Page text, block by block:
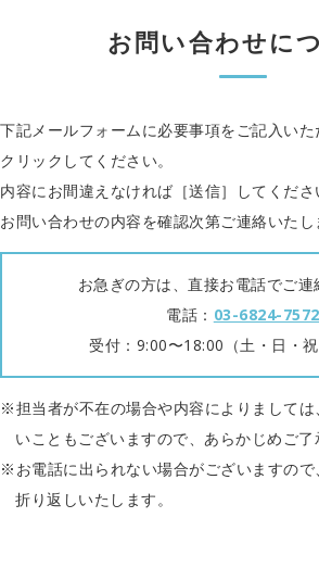
お問い合わせお問い合わせに
下記メールフォームに必要事項をご記入い
クリックしてください。
内容にお間違えなければ［送信］してくださ
お問い合わせの内容を確認次第ご連絡いたし
お急ぎの方は、直接お電話でご連
電話： 03-6824-7572
受付：9:00〜18:00（土・日・祝
担当者が不在の場合や内容によりまして
いこともございますので、あらかじめご了
お電話に出られない場合がございますの
折り返しいたします。